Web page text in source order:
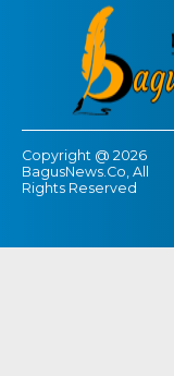
Copyright @ 2026
BagusNews.Co, All
Rights Reserved